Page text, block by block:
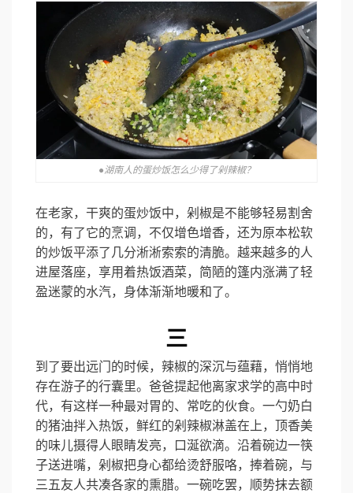
●湖南人的蛋炒饭怎么少得了剁辣椒？
在老家，干爽的蛋炒饭中，剁椒是不能够轻易割舍
的，有了它的烹调，不仅增色增香，还为原本松软
的炒饭平添了几分淅淅索索的清脆。越来越多的人
进屋落座，享用着热饭酒菜，简陋的篷内涨满了轻
盈迷蒙的水汽，身体渐渐地暖和了。
三
到了要出远门的时候，辣椒的深沉与蕴藉，悄悄地
存在游子的行囊里。爸爸提起他离家求学的高中时
代，有这样一种最对胃的、常吃的伙食。一勺奶白
的猪油拌入热饭，鲜红的剁辣椒淋盖在上，顶香美
的味儿摄得人眼睛发亮，口涎欲滴。沿着碗边一筷
子送进嘴，剁椒把身心都给烫舒服咯，捧着碗，与
三五友人共凑各家的熏腊。一碗吃罢，顺势抹去额